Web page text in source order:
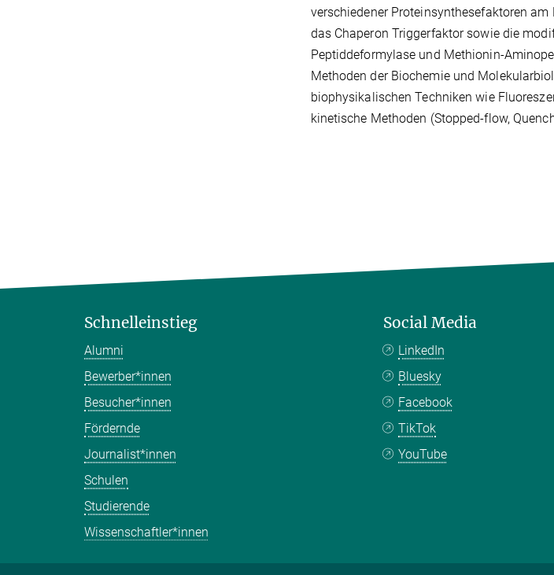
verschiedener Proteinsynthesefaktoren am
das Chaperon Triggerfaktor sowie die
Peptiddeformylase und Methionin-
Methoden der Biochemie und
biophysikalischen Techniken wie
kinetische Methoden (Stopped-flow,
Schnelleinstieg
Alumni
Bewerber*innen
Besucher*innen
Fördernde
Journalist*innen
Schulen
Studierende
Wissenschaftler*innen
Social Media
LinkedIn
Bluesky
Facebook
TikTok
YouTube